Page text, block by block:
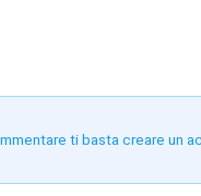
ti basta creare un